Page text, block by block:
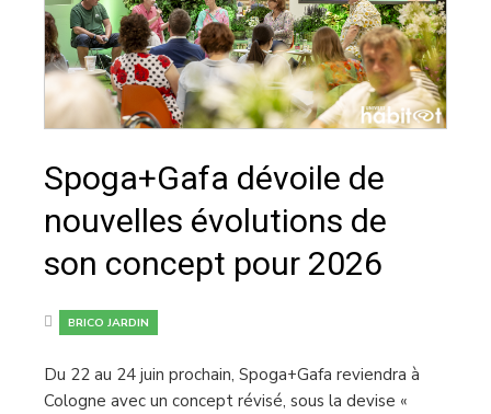
Spoga+Gafa dévoile de
nouvelles évolutions de
son concept pour 2026
BRICO JARDIN
Du 22 au 24 juin prochain, Spoga+Gafa reviendra à
Cologne avec un concept révisé, sous la devise «